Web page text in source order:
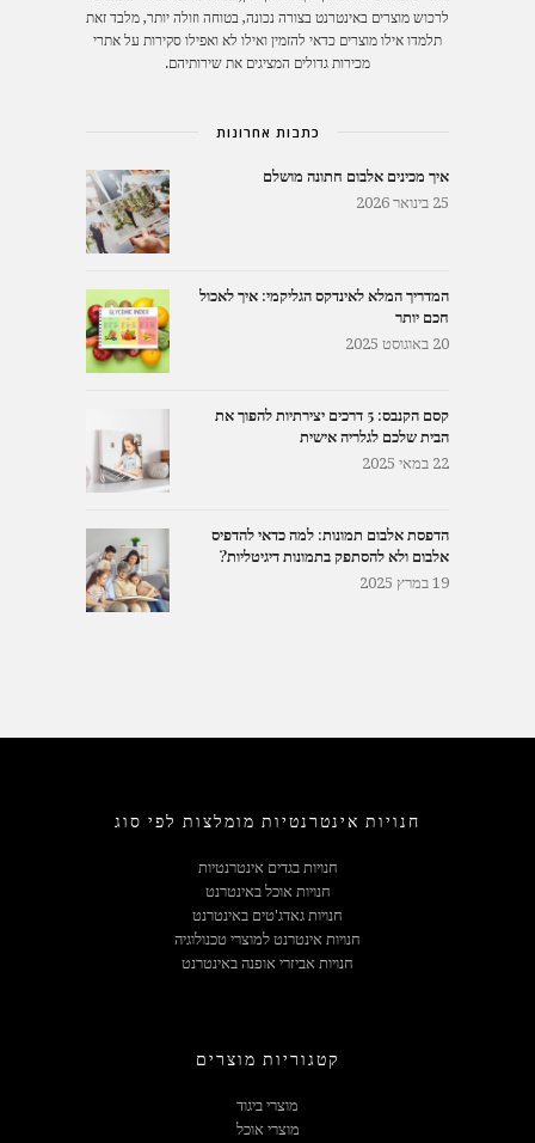
לרכוש מוצרים באינטרנט בצורה נכונה, בטוחה וזולה יותר, מלבד זאת
תלמדו אילו מוצרים כדאי להזמין ואילו לא ואפילו סקירות על אתרי
מכירות גדולים המציגים את שירותיהם.
כתבות אחרונות
איך מכינים אלבום חתונה מושלם
25 בינואר 2026
המדריך המלא לאינדקס הגליקמי: איך לאכול
חכם יותר
20 באוגוסט 2025
קסם הקנבס: 5 דרכים יצירתיות להפוך את
הבית שלכם לגלריה אישית
22 במאי 2025
הדפסת אלבום תמונות: למה כדאי להדפיס
אלבום ולא להסתפק בתמונות דיגיטליות?
19 במרץ 2025
חנויות אינטרנטיות מומלצות לפי סוג
חנויות בגדים אינטרנטיות
חנויות אוכל באינטרנט
חנויות גאדג'טים באינטרנט
חנויות אינטרנט למוצרי טכנולוגיה
חנויות אביזרי אופנה באינטרנט
קטגוריות מוצרים
מוצרי ביגוד
מוצרי אוכל